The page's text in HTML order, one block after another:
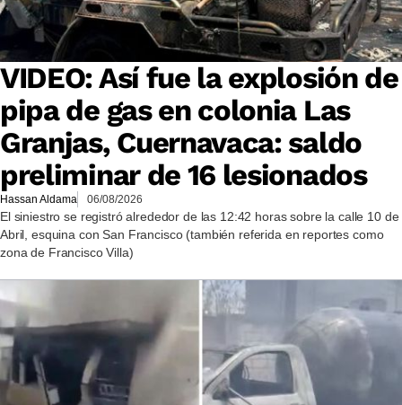
VIDEO: Así fue la explosión de
pipa de gas en colonia Las
Granjas, Cuernavaca: saldo
preliminar de 16 lesionados
Hassan Aldama 06/08/2026
El siniestro se registró alrededor de las 12:42 horas sobre la calle 10 de
Abril, esquina con San Francisco (también referida en reportes como
zona de Francisco Villa)